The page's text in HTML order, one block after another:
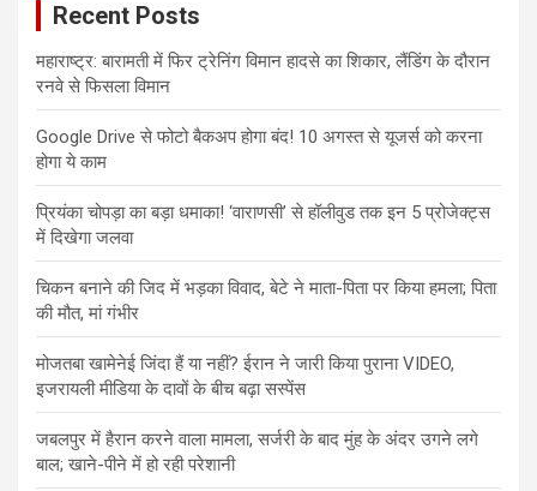
Recent Posts
महाराष्ट्र: बारामती में फिर ट्रेनिंग विमान हादसे का शिकार, लैंडिंग के दौरान
रनवे से फिसला विमान
Google Drive से फोटो बैकअप होगा बंद! 10 अगस्त से यूजर्स को करना
होगा ये काम
प्रियंका चोपड़ा का बड़ा धमाका! ‘वाराणसी’ से हॉलीवुड तक इन 5 प्रोजेक्ट्स
में दिखेगा जलवा
चिकन बनाने की जिद में भड़का विवाद, बेटे ने माता-पिता पर किया हमला; पिता
की मौत, मां गंभीर
मोजतबा खामेनेई जिंदा हैं या नहीं? ईरान ने जारी किया पुराना VIDEO,
इजरायली मीडिया के दावों के बीच बढ़ा सस्पेंस
जबलपुर में हैरान करने वाला मामला, सर्जरी के बाद मुंह के अंदर उगने लगे
बाल; खाने-पीने में हो रही परेशानी